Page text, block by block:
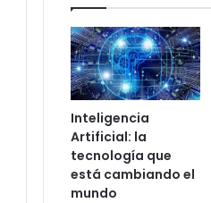
Inteligencia
Artificial: la
tecnología que
está cambiando el
mundo